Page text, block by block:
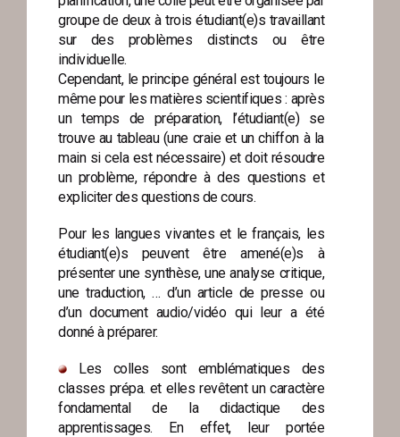
groupe de deux à trois étudiant(e)s travaillant
sur des problèmes distincts ou être
individuelle.
Cependant, le principe général est toujours le
même pour les matières scientifiques : après
un temps de préparation, l’étudiant(e) se
trouve au tableau (une craie et un chiffon à la
main si cela est nécessaire) et doit résoudre
un problème, répondre à des questions et
expliciter des questions de cours.
Pour les langues vivantes et le français, les
étudiant(e)s peuvent être amené(e)s à
présenter une synthèse, une analyse critique,
une traduction, … d’un article de presse ou
d’un document audio/vidéo qui leur a été
donné à préparer.
Les colles sont emblématiques des
classes prépa. et elles revêtent un caractère
fondamental de la didactique des
apprentissages. En effet, leur portée